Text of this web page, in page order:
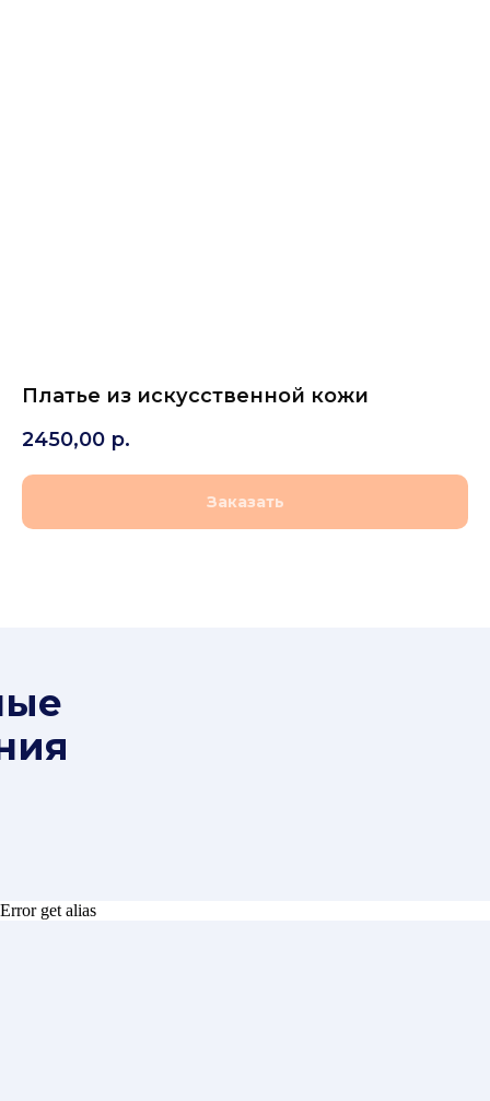
Платье из искусственной кожи
2450,00 р.
Заказать
Error get alias